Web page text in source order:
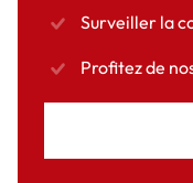
Surveiller la
Profitez de